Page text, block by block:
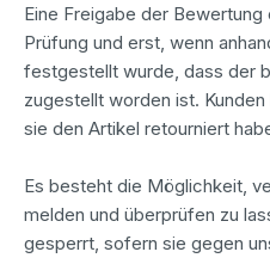
Eine Freigabe der
Prüfung und erst, wenn
festgestellt wurde, dass der
zugestellt worden ist.
sie den Artikel retourniert
Es besteht die Möglichkeit,
melden und überprüfen zu
gesperrt, sofern sie gegen